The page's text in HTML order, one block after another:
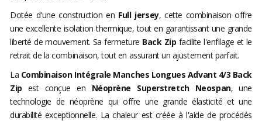
Dotée d'une construction en Full jersey, cette combinaison offre
une excellente isolation thermique, tout en garantissant une grande
liberté de mouvement. Sa fermeture Back Zip facilite l'enfilage et le
retrait de la combinaison, tout en assurant un ajustement parfait.
La Combinaison Intégrale Manches Longues Advant 4/3 Back
Zip est conçue en Néoprène Superstretch Neospan, une
technologie de néoprène qui offre une grande élasticité et une
durabilité exceptionnelle. La chaleur est créée à l'aide de procédés